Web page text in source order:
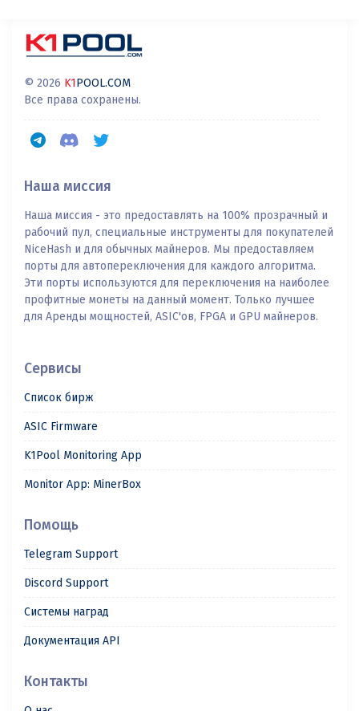
© 2026 K1POOL.COM
Все права сохранены.
Наша миссия
Наша миссия - это предоставлять на 100% прозрачный и
рабочий пул, специальные инструменты для покупателей
NiceHash и для обычных майнеров. Мы предоставляем
порты для автопереключения для каждого алгоритма.
Эти порты используются для переключения на наиболее
профитные монеты на данный момент. Только лучшее
для Аренды мощностей, ASIC'ов, FPGA и GPU майнеров.
Сервисы
Список бирж
ASIC Firmware
K1Pool Monitoring App
Monitor App: MinerBox
Помощь
Telegram Support
Discord Support
Системы наград
Документация API
Контакты